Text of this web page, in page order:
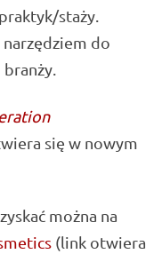
staży.
do
się w nowym
można na
(link otwiera